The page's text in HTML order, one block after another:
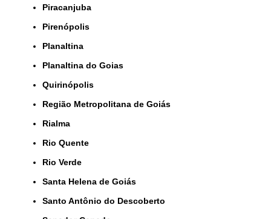
Piracanjuba
Pirenópolis
Planaltina
Planaltina do Goias
Quirinópolis
Região Metropolitana de Goiás
Rialma
Rio Quente
Rio Verde
Santa Helena de Goiás
Santo Antônio do Descoberto